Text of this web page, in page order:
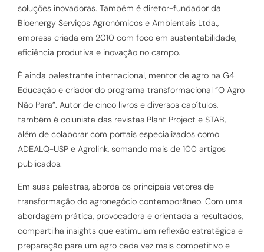
soluções inovadoras. Também é diretor-fundador da
Bioenergy Serviços Agronômicos e Ambientais Ltda.,
empresa criada em 2010 com foco em sustentabilidade,
eficiência produtiva e inovação no campo.
É ainda palestrante internacional, mentor de agro na G4
Educação e criador do programa transformacional “O Agro
Não Para”. Autor de cinco livros e diversos capítulos,
também é colunista das revistas Plant Project e STAB,
além de colaborar com portais especializados como
ADEALQ-USP e Agrolink, somando mais de 100 artigos
publicados.
Em suas palestras, aborda os principais vetores de
transformação do agronegócio contemporâneo. Com uma
abordagem prática, provocadora e orientada a resultados,
compartilha insights que estimulam reflexão estratégica e
preparação para um agro cada vez mais competitivo e